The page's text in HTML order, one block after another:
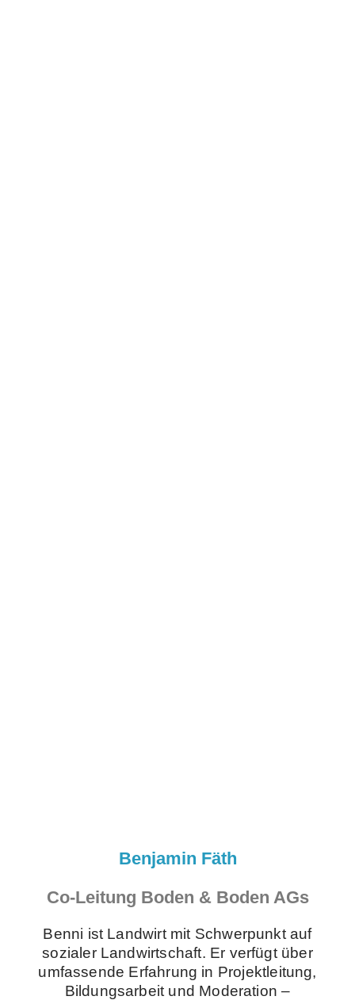
Benjamin Fäth
Co-Leitung Boden & Boden AGs
Benni ist Landwirt mit Schwerpunkt auf
sozialer Landwirtschaft. Er verfügt über
umfassende Erfahrung in Projektleitung,
Bildungsarbeit und Moderation –